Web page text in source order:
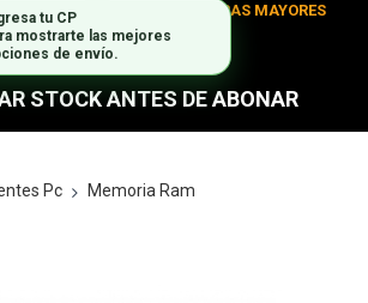
DE CABA EN TUS COMPRAS MAYORES
A $300.000
STOCK ANTES DE ABONAR
Pc Memoria Ram
tu CP
mostrarte las mejores
de envío.